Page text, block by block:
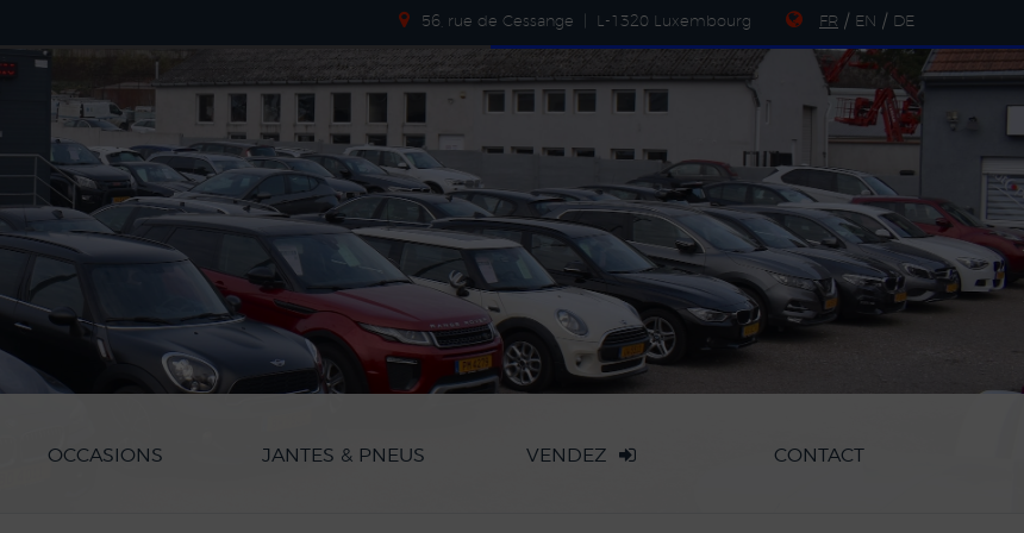
56, rue de Cessange L-1320 Luxembourg FR / EN / DE
OCCASIONS JANTES & PNEUS VENDEZ CONTACT